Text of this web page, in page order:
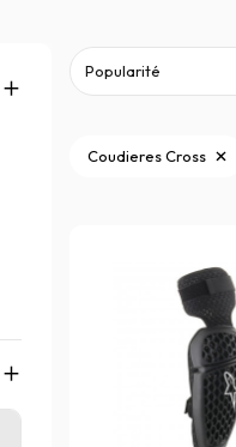
Coudieres Cross